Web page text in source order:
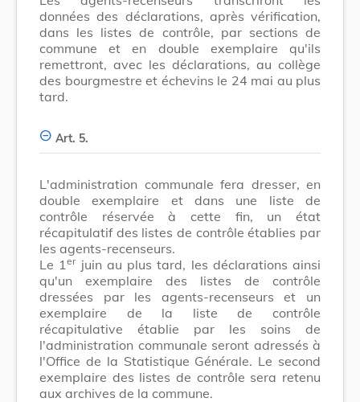
données des déclarations, après vérification,
dans les listes de contrôle, par sections de
commune et en double exemplaire qu'ils
remettront, avec les déclarations, au collège
des bourgmestre et échevins le 24 mai au plus
tard.
Art. 5.
L'administration communale fera dresser, en
double exemplaire et dans une liste de
contrôle réservée à cette fin, un état
récapitulatif des listes de contrôle établies par
les agents-recenseurs.
Le 1erjuin au plus tard, les déclarations ainsi
qu'un exemplaire des listes de contrôle
dressées par les agents-recenseurs et un
exemplaire de la liste de contrôle
récapitulative établie par les soins de
l'administration communale seront adressés à
l'Office de la Statistique Générale. Le second
exemplaire des listes de contrôle sera retenu
aux archives de la commune.